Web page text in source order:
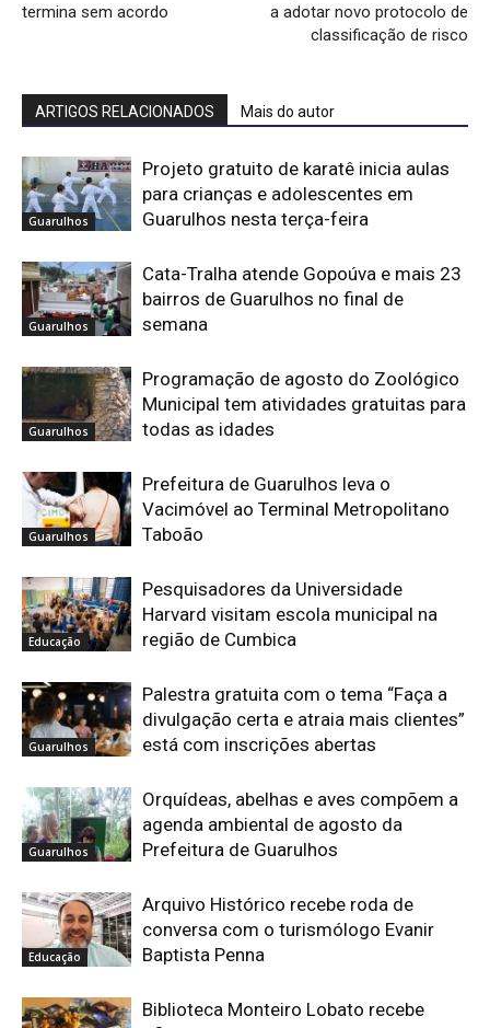
termina sem acordo
a adotar novo protocolo de
classificação de risco
ARTIGOS RELACIONADOS Mais do autor
Guarulhos
Projeto gratuito de karatê inicia aulas
para crianças e adolescentes em
Guarulhos nesta terça-feira
Guarulhos
Cata-Tralha atende Gopoúva e mais 23
bairros de Guarulhos no final de
semana
Guarulhos
Programação de agosto do Zoológico
Municipal tem atividades gratuitas para
todas as idades
Guarulhos
Prefeitura de Guarulhos leva o
Vacimóvel ao Terminal Metropolitano
Taboão
Educação
Pesquisadores da Universidade
Harvard visitam escola municipal na
região de Cumbica
Guarulhos
Palestra gratuita com o tema “Faça a
divulgação certa e atraia mais clientes”
está com inscrições abertas
Guarulhos
Orquídeas, abelhas e aves compõem a
agenda ambiental de agosto da
Prefeitura de Guarulhos
Educação
Arquivo Histórico recebe roda de
conversa com o turismólogo Evanir
Baptista Penna
Biblioteca Monteiro Lobato recebe